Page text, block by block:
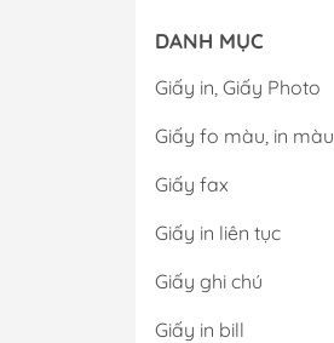
DANH MỤC
Giấy in, Giấy Photo
Giấy fo màu, in màu
Giấy fax
Giấy in liên tục
Giấy ghi chú
Giấy in bill